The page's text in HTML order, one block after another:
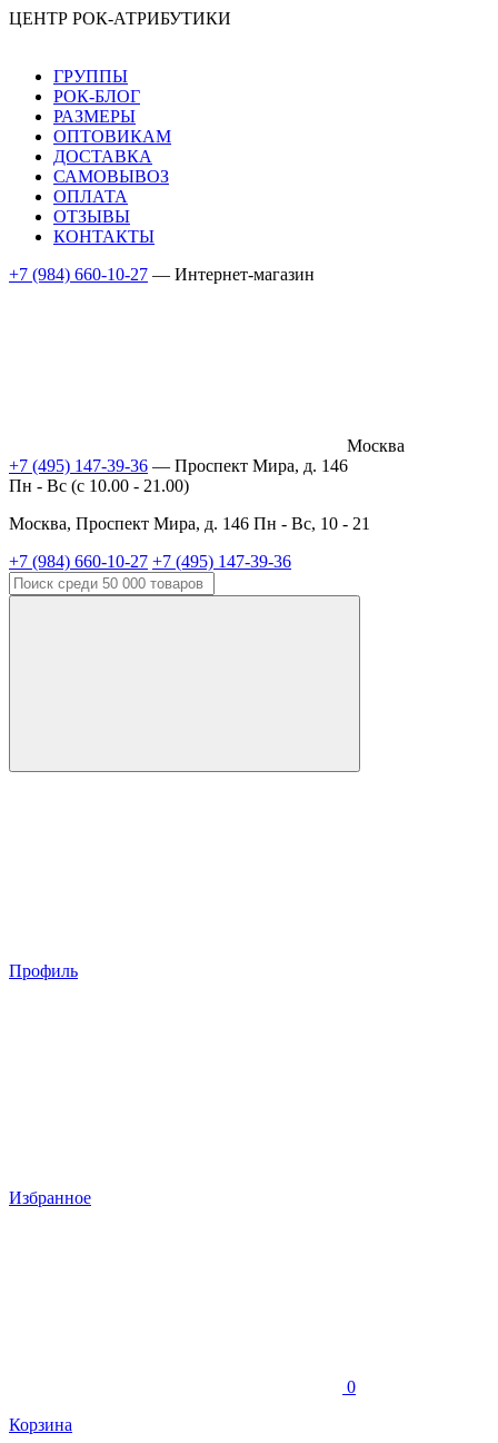
ЦЕНТР РОК-АТРИБУТИКИ
ГРУППЫ
РОК-БЛОГ
РАЗМЕРЫ
ОПТОВИКАМ
ДОСТАВКА
САМОВЫВОЗ
ОПЛАТА
ОТЗЫВЫ
КОНТАКТЫ
+7 (984) 660-10-27 — Интернет-магазин
Москва
+7 (495) 147-39-36 — Проспект Мира, д. 146
Пн - Вс (c 10.00 - 21.00)
Москва, Проспект Мира, д. 146 Пн - Вс, 10 - 21
+7 (984) 660-10-27 +7 (495) 147-39-36
Профиль
Избранное
0
Корзина